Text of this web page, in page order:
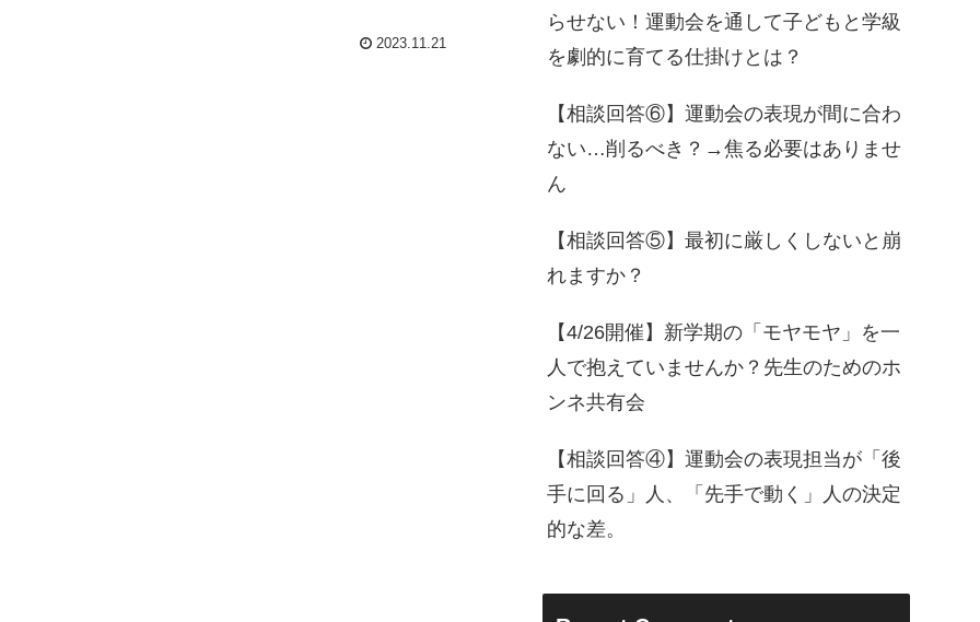
2023.11.21
らせない！運動会を通して子どもと学級
を劇的に育てる仕掛けとは？
【相談回答⑥】運動会の表現が間に合わ
ない…削るべき？→焦る必要はありませ
ん
【相談回答⑤】最初に厳しくしないと崩
れますか？
【4/26開催】新学期の「モヤモヤ」を一
人で抱えていませんか？先生のためのホ
ンネ共有会
【相談回答④】運動会の表現担当が「後
手に回る」人、「先手で動く」人の決定
的な差。